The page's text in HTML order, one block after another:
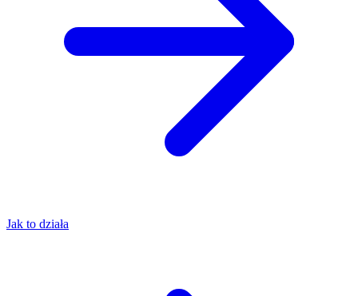
Jak to działa